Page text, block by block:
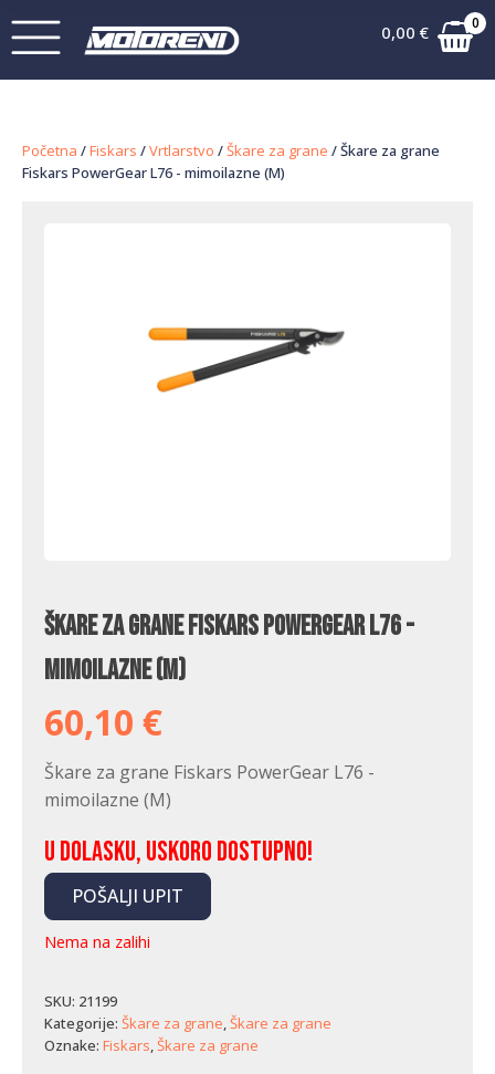
0,00 € 0
Početna /Fiskars /Vrtlarstvo /Škare za grane / Škare za grane
Fiskars PowerGear L76 - mimoilazne (M)
Škare za grane Fiskars PowerGear L76 -
mimoilazne (M)
60,10 €
Škare za grane Fiskars PowerGear L76 -
mimoilazne (M)
U dolasku, uskoro dostupno!
POŠALJI UPIT
Nema na zalihi
SKU: 21199
Kategorije: Škare za grane,Škare za grane
Oznake: Fiskars,Škare za grane